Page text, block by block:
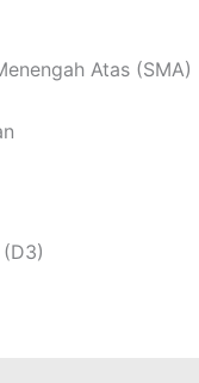
Atas (SMA)